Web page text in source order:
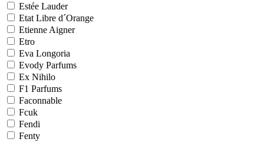
Estée Lauder
Etat Libre d´Orange
Etienne Aigner
Etro
Eva Longoria
Evody Parfums
Ex Nihilo
F1 Parfums
Faconnable
Fcuk
Fendi
Fenty